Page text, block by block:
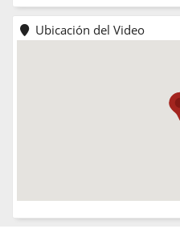
Ubicación del Video